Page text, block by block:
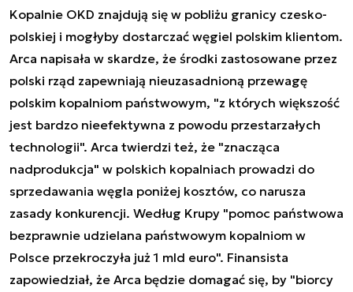
Kopalnie OKD znajdują się w pobliżu granicy czesko-
polskiej i mogłyby dostarczać węgiel polskim klientom.
Arca napisała w skardze, że środki zastosowane przez
polski rząd zapewniają nieuzasadnioną przewagę
polskim kopalniom państwowym, "z których większość
jest bardzo nieefektywna z powodu przestarzałych
technologii". Arca twierdzi też, że "znacząca
nadprodukcja" w polskich kopalniach prowadzi do
sprzedawania węgla poniżej kosztów, co narusza
zasady konkurencji. Według Krupy "pomoc państwowa
bezprawnie udzielana państwowym kopalniom w
Polsce przekroczyła już 1 mld euro". Finansista
zapowiedział, że Arca będzie domagać się, by "biorcy